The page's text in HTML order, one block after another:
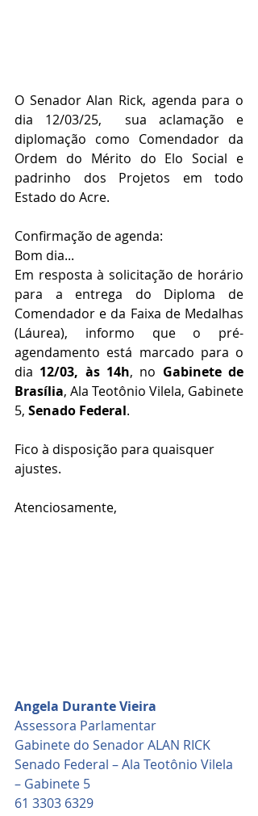
O Senador Alan Rick, agenda para o
dia 12/03/25,  sua aclamação e
diplomação como Comendador da
Ordem do Mérito do Elo Social e
padrinho dos Projetos em todo
Estado do Acre.
Confirmação de agenda:
Bom dia...
Em resposta à solicitação de horário
para a entrega do Diploma de
Comendador e da Faixa de Medalhas
(Láurea), informo que o pré-
agendamento está marcado para o
dia 12/03, às 14h, no Gabinete de
Brasília, Ala Teotônio Vilela, Gabinete
5, Senado Federal.
Fico à disposição para quaisquer
ajustes.
Atenciosamente,
Angela Durante Vieira
Assessora Parlamentar
Gabinete do Senador ALAN RICK
Senado Federal – Ala Teotônio Vilela
– Gabinete 5
61 3303 6329